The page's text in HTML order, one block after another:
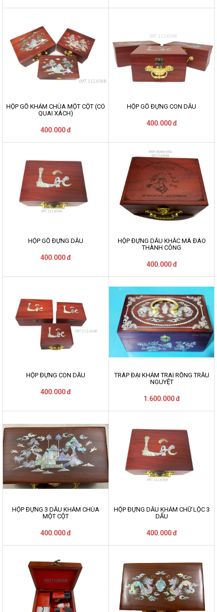
HỘP GỖ KHẢM CHÙA MỘT CỘT (CÓ
QUAI XÁCH)
400.000 đ
HỘP GỖ ĐỰNG CON DẤU
400.000 đ
HỘP GỖ ĐỰNG DẤU
400.000 đ
HỘP ĐỰNG DẤU KHẮC MÃ ĐÁO
THÀNH CÔNG
400.000 đ
HỘP ĐỰNG CON DẤU
400.000 đ
TRÁP ĐẠI KHẢM TRAI RỒNG TRẦU
NGUYỆT
1.600.000 đ
HỘP ĐỰNG 3 DẤU KHẢM CHÙA
MỘT CỘT
400.000 đ
HỘP ĐỰNG DẤU KHẢM CHỮ LỘC 3
DẤU
400.000 đ